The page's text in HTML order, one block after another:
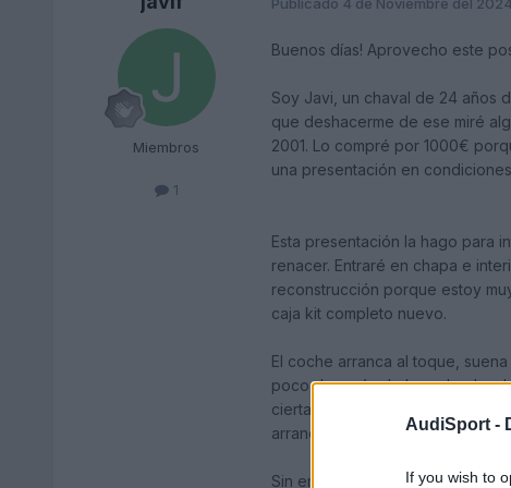
AudiSport -
If you wish to
Miembros
1
Buenos días! Aprovecho este
Soy Javi, un chaval de 24 años
que deshacerme de ese miré
2001. Lo compré por 1000€
una presentación en
Esta presentación la hago para
renacer. Entraré en chapa e
reconstrucción porque estoy
caja kit completo nuevo.
El coche arranca al toque,
poco después de hacerle el
ciertas revoluciones y acababa
arrancar. Así conseguía unos
Sin embargo, llegó un momento